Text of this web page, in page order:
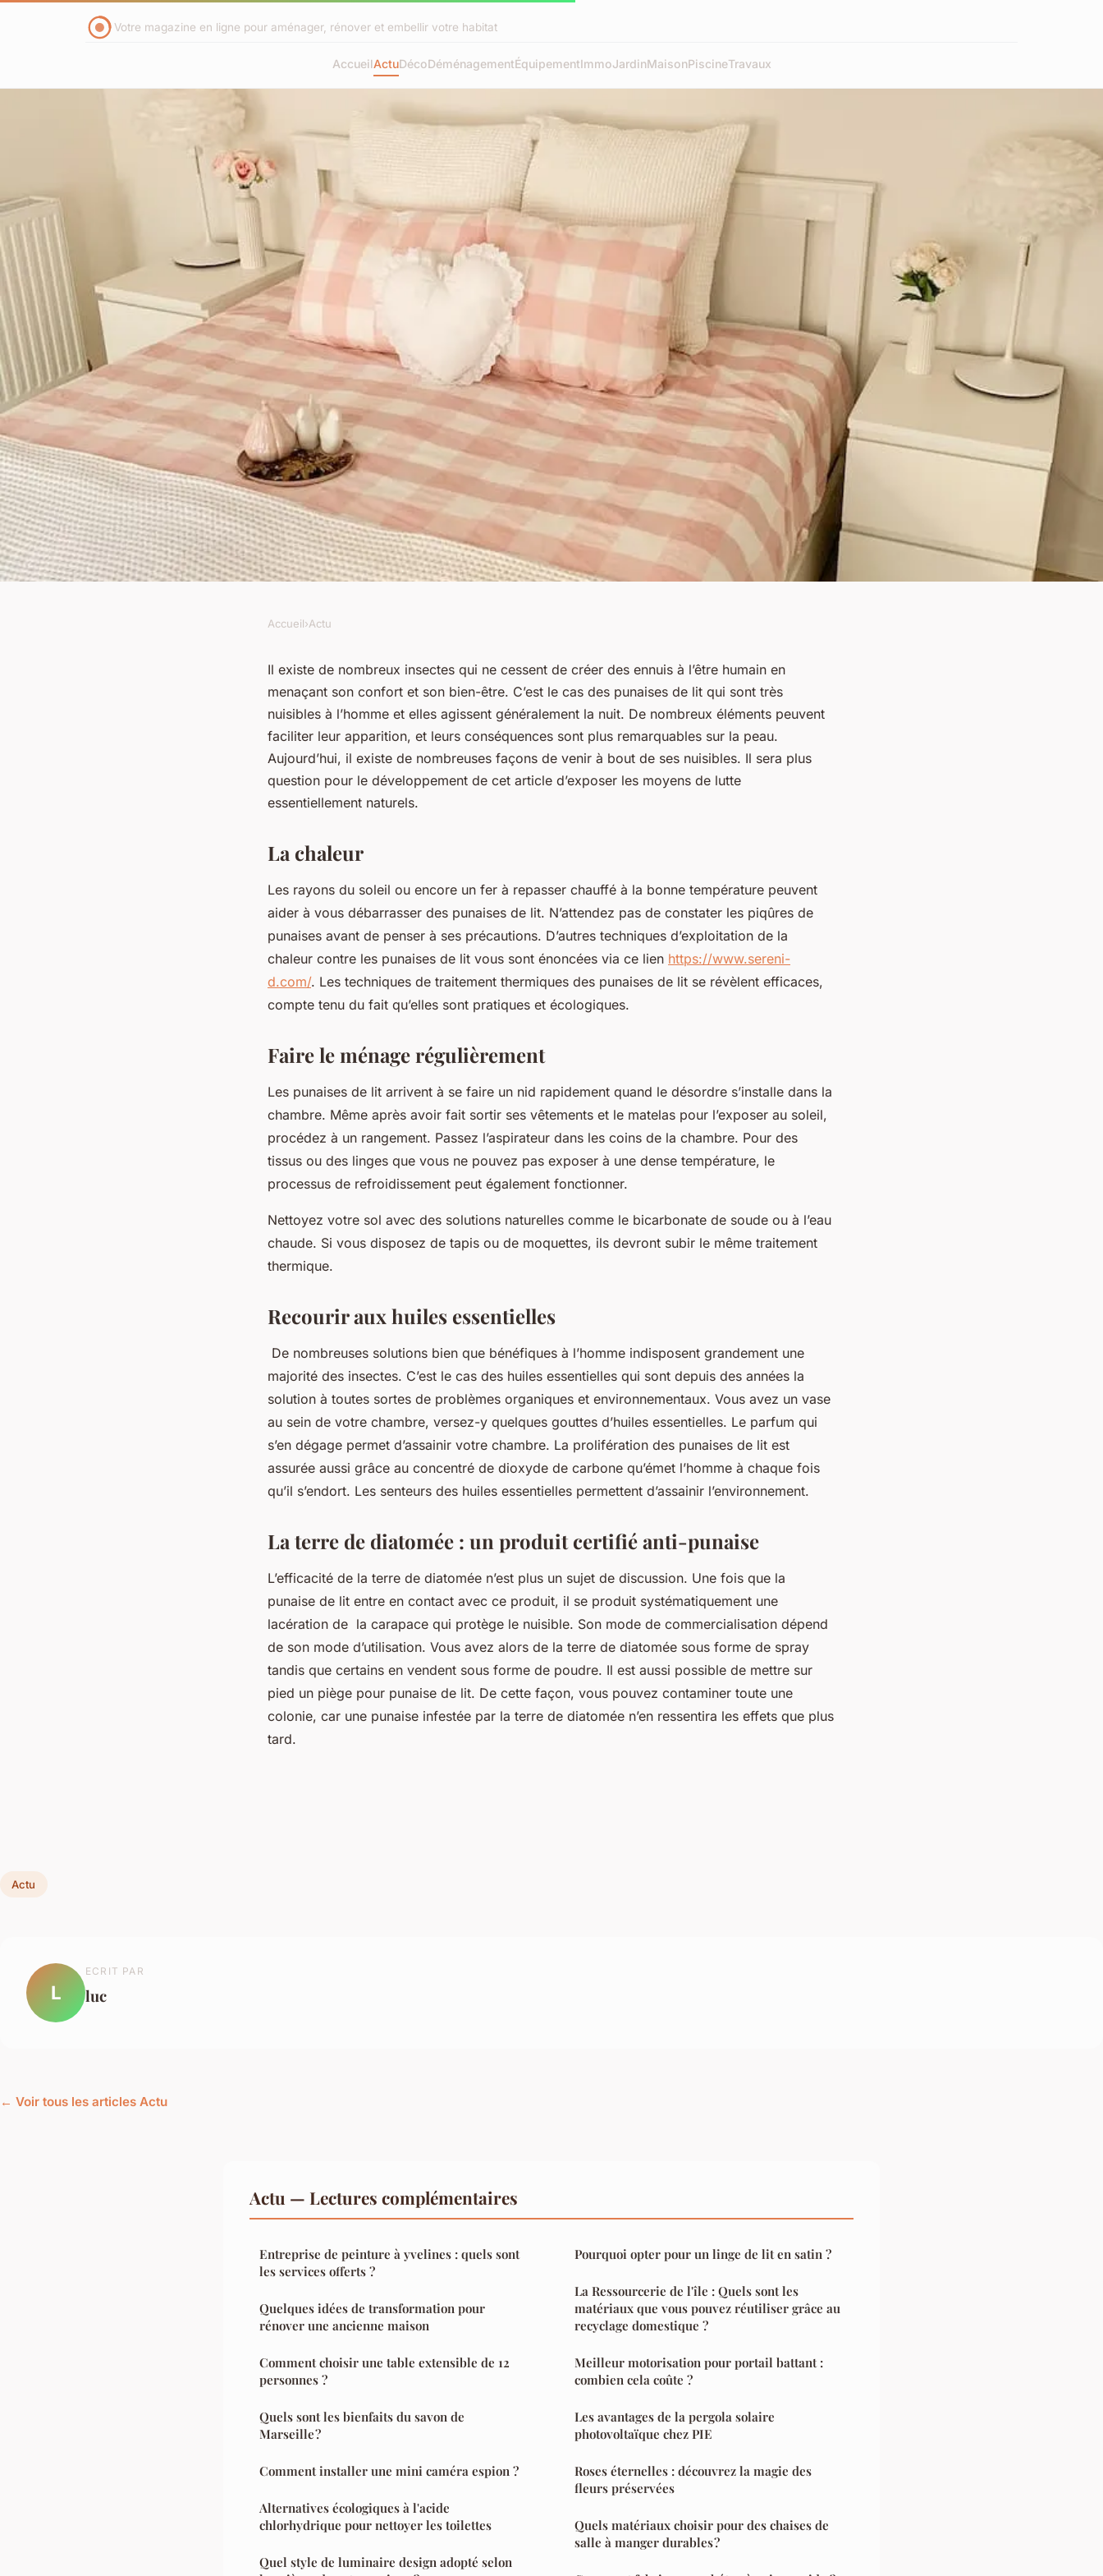
Votre magazine en ligne pour aménager, rénover et embellir votre habitat
AccueilActuDécoDéménagementÉquipementImmoJardinMaisonPiscineTravaux
4 astuces naturelles pour se
débarrasser des punaises de lit
Accueil›Actu
Il existe de nombreux insectes qui ne cessent de créer des ennuis à l’être humain en
menaçant son confort et son bien-être. C’est le cas des punaises de lit qui sont très
nuisibles à l’homme et elles agissent généralement la nuit. De nombreux éléments peuvent
faciliter leur apparition, et leurs conséquences sont plus remarquables sur la peau.
Aujourd’hui, il existe de nombreuses façons de venir à bout de ses nuisibles. Il sera plus
question pour le développement de cet article d’exposer les moyens de lutte
essentiellement naturels.
La chaleur
Les rayons du soleil ou encore un fer à repasser chauffé à la bonne température peuvent
aider à vous débarrasser des punaises de lit. N’attendez pas de constater les piqûres de
punaises avant de penser à ses précautions. D’autres techniques d’exploitation de la
chaleur contre les punaises de lit vous sont énoncées via ce lien https://www.sereni-
d.com/. Les techniques de traitement thermiques des punaises de lit se révèlent efficaces,
compte tenu du fait qu’elles sont pratiques et écologiques.
Faire le ménage régulièrement
Les punaises de lit arrivent à se faire un nid rapidement quand le désordre s’installe dans la
chambre. Même après avoir fait sortir ses vêtements et le matelas pour l’exposer au soleil,
procédez à un rangement. Passez l’aspirateur dans les coins de la chambre. Pour des
tissus ou des linges que vous ne pouvez pas exposer à une dense température, le
processus de refroidissement peut également fonctionner.
Nettoyez votre sol avec des solutions naturelles comme le bicarbonate de soude ou à l’eau
chaude. Si vous disposez de tapis ou de moquettes, ils devront subir le même traitement
thermique.
Recourir aux huiles essentielles
De nombreuses solutions bien que bénéfiques à l’homme indisposent grandement une
majorité des insectes. C’est le cas des huiles essentielles qui sont depuis des années la
solution à toutes sortes de problèmes organiques et environnementaux. Vous avez un vase
au sein de votre chambre, versez-y quelques gouttes d’huiles essentielles. Le parfum qui
s’en dégage permet d’assainir votre chambre. La prolifération des punaises de lit est
assurée aussi grâce au concentré de dioxyde de carbone qu’émet l’homme à chaque fois
qu’il s’endort. Les senteurs des huiles essentielles permettent d’assainir l’environnement.
La terre de diatomée : un produit certifié anti-punaise
L’efficacité de la terre de diatomée n’est plus un sujet de discussion. Une fois que la
punaise de lit entre en contact avec ce produit, il se produit systématiquement une
lacération de la carapace qui protège le nuisible. Son mode de commercialisation dépend
de son mode d’utilisation. Vous avez alors de la terre de diatomée sous forme de spray
tandis que certains en vendent sous forme de poudre. Il est aussi possible de mettre sur
pied un piège pour punaise de lit. De cette façon, vous pouvez contaminer toute une
colonie, car une punaise infestée par la terre de diatomée n’en ressentira les effets que plus
tard.
Actu
L
ECRIT PAR
luc
← Voir tous les articles Actu
Actu — Lectures complémentaires
Entreprise de peinture à yvelines : quels sont
les services offerts ?
Quelques idées de transformation pour
rénover une ancienne maison
Comment choisir une table extensible de 12
personnes ?
Quels sont les bienfaits du savon de
Marseille ?
Comment installer une mini caméra espion ?
Alternatives écologiques à l'acide
chlorhydrique pour nettoyer les toilettes
Quel style de luminaire design adopté selon
Pourquoi opter pour un linge de lit en satin ?
La Ressourcerie de l'île : Quels sont les
matériaux que vous pouvez réutiliser grâce au
recyclage domestique ?
Meilleur motorisation pour portail battant :
combien cela coûte ?
Les avantages de la pergola solaire
photovoltaïque chez PIE
Roses éternelles : découvrez la magie des
fleurs préservées
Quels matériaux choisir pour des chaises de
salle à manger durables ?